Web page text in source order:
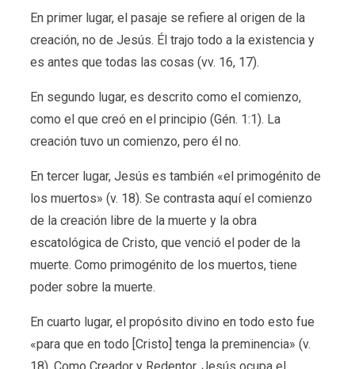
En primer lugar, el pasaje se refiere al origen de la
creación, no de Jesús. Él trajo todo a la existencia y
es antes que todas las cosas (vv. 16, 17).
En segundo lugar, es descrito como el comienzo,
como el que creó en el principio (Gén. 1:1). La
creación tuvo un comienzo, pero él no.
En tercer lugar, Jesús es también «el primogénito de
los muertos» (v. 18). Se contrasta aquí el comienzo
de la creación libre de la muerte y la obra
escatológica de Cristo, que venció el poder de la
muerte. Como primogénito de los muertos, tiene
poder sobre la muerte.
En cuarto lugar, el propósito divino en todo esto fue
«para que en todo [Cristo] tenga la preminencia» (v.